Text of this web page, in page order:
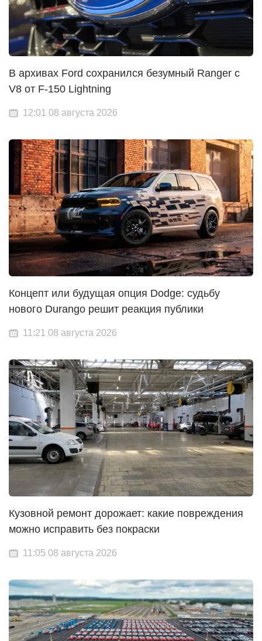
В архивах Ford сохранился безумный Ranger с
V8 от F-150 Lightning
12:01 08 августа 2026
Концепт или будущая опция Dodge: судьбу
нового Durango решит реакция публики
11:21 08 августа 2026
Кузовной ремонт дорожает: какие повреждения
можно исправить без покраски
11:05 08 августа 2026